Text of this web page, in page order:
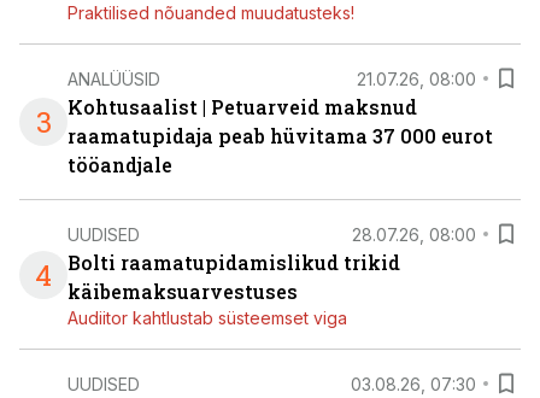
Praktilised nõuanded muudatusteks!
3
ANALÜÜSID 21.07.26, 08:00
Kohtusaalist | Petuarveid maksnud
raamatupidaja peab hüvitama 37 000 eurot
tööandjale
4
UUDISED 28.07.26, 08:00
Bolti raamatupidamislikud trikid
käibemaksuarvestuses
Audiitor kahtlustab süsteemset viga
UUDISED 03.08.26, 07:30